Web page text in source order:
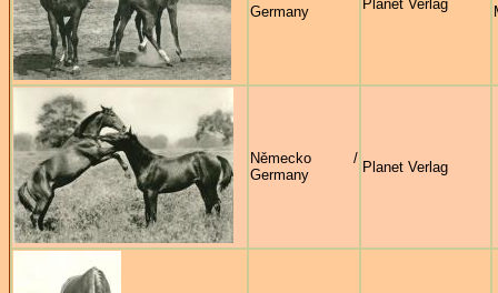
Germany
Planet Verlag
Německo /
Germany
Planet Verlag